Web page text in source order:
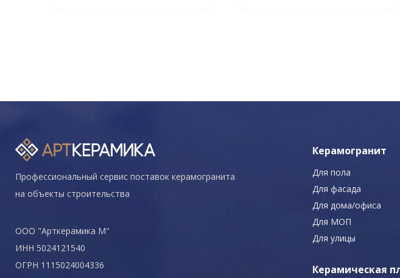
Профессиональный сервис поставок керамогранита
на объекты строительства
ООО "Арткерамика М"
ИНН 5024121540
ОГРН 1115024004336
Керамогранит
Для пола
Для фасада
Для дома/офиса
Для МОП
Для улицы
Керамическая